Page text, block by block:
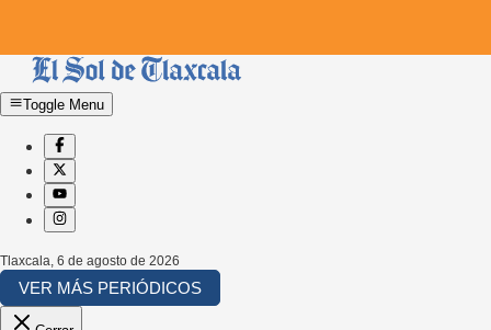
Toggle Menu
Tlaxcala 6 de agosto de 2026
VER MÁS PERIÓDICOS